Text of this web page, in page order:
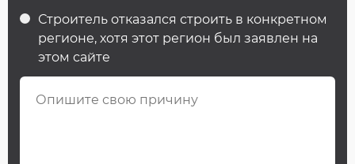
Строитель отказался строить в конкретном
регионе, хотя этот регион был заявлен на
этом сайте